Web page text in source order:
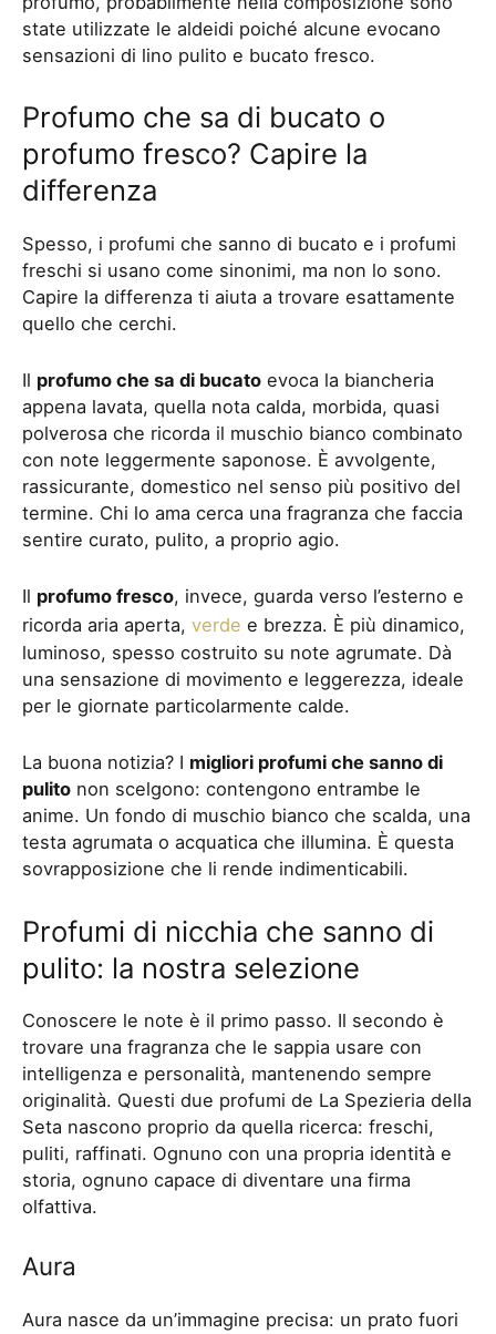
state utilizzate le aldeidi poiché alcune evocano
sensazioni di lino pulito e bucato fresco.
Profumo che sa di bucato o
profumo fresco? Capire la
differenza
Spesso, i profumi che sanno di bucato e i profumi
freschi si usano come sinonimi, ma non lo sono.
Capire la differenza ti aiuta a trovare esattamente
quello che cerchi.
Il profumo che sa di bucato evoca la biancheria
appena lavata, quella nota calda, morbida, quasi
polverosa che ricorda il muschio bianco combinato
con note leggermente saponose. È avvolgente,
rassicurante, domestico nel senso più positivo del
termine. Chi lo ama cerca una fragranza che faccia
sentire curato, pulito, a proprio agio.
Il profumo fresco, invece, guarda verso l’esterno e
ricorda aria aperta, verde e brezza. È più dinamico,
luminoso, spesso costruito su note agrumate. Dà
una sensazione di movimento e leggerezza, ideale
per le giornate particolarmente calde.
La buona notizia? I migliori profumi che sanno di
pulito non scelgono: contengono entrambe le
anime. Un fondo di muschio bianco che scalda, una
testa agrumata o acquatica che illumina. È questa
sovrapposizione che li rende indimenticabili.
Profumi di nicchia che sanno di
pulito: la nostra selezione
Conoscere le note è il primo passo. Il secondo è
trovare una fragranza che le sappia usare con
intelligenza e personalità, mantenendo sempre
originalità. Questi due profumi de La Spezieria della
Seta nascono proprio da quella ricerca: freschi,
puliti, raffinati. Ognuno con una propria identità e
storia, ognuno capace di diventare una firma
olfattiva.
Aura
Aura nasce da un’immagine precisa: un prato fuori